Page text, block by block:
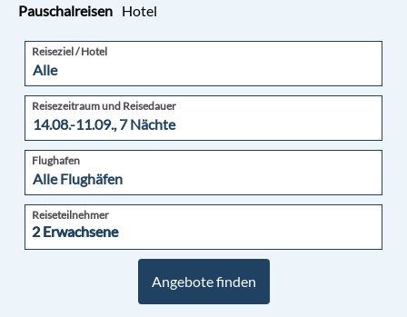
Pauschalreisen Hotel
Reiseziel / Hotel
Reisezeitraum und Reisedauer
Flughafen
Reiseteilnehmer
2 Erwachsene
2 Erwachsene
Angebote finden